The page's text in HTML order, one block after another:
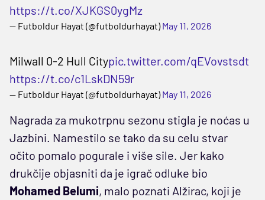
https://t.co/XJKGS0ygMz
— Futboldur Hayat (@futboldurhayat)May 11, 2026
Milwall 0-2 Hull Citypic.twitter.com/qEVovstsdt
https://t.co/c1LskDN59r
— Futboldur Hayat (@futboldurhayat)May 11, 2026
Nagrada za mukotrpnu sezonu stigla je noćas u
Jazbini. Namestilo se tako da su celu stvar
očito pomalo pogurale i više sile. Jer kako
drukčije objasniti da je igrač odluke bio
Mohamed Belumi, malo poznati Alžirac, koji je